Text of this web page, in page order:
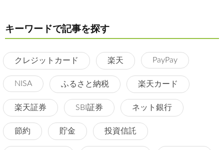
キーワードで記事を探す
クレジットカード 楽天 PayPay
NISA ふるさと納税 楽天カード
楽天証券 SBI証券 ネット銀行
節約 貯金 投資信託